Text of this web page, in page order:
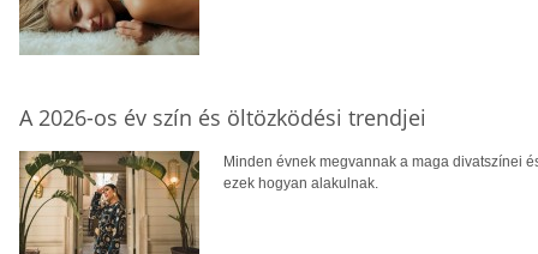
A 2026-os év szín és öltözködési trendjei
Minden évnek megvannak a maga divatszínei
ezek hogyan alakulnak.